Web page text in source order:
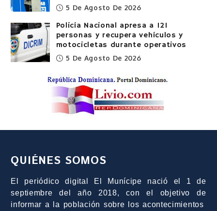
5 De Agosto De 2026
Policía Nacional apresa a 121
personas y recupera vehículos y
motocicletas durante operativos
5 De Agosto De 2026
QUIÉNES SOMOS
El periódico digital El Munícipe nació el 1 de
septiembre del año 2018, con el objetivo de
informar a la población sobre los acontecimientos